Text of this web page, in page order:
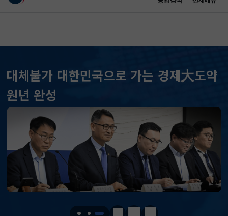
대체불가 대한민국으로 가는 경제大도약
원년 완성
KOSPI 6258.77 37.61(하락)
KOSDAQ
국고채(3년) 3.746 0.004(상승)
달러-원 1410.6000 13.2000(하락)
KOSPI 6258.77 37.61(하락)
KOSDAQ 798.81 2.86(하락)